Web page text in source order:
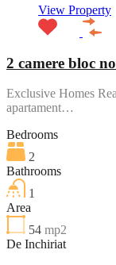
View Property
2 camere bloc
Exclusive Homes
apartament…
Bedrooms
2
Bathrooms
1
Area
54 mp2
De Inchiriat